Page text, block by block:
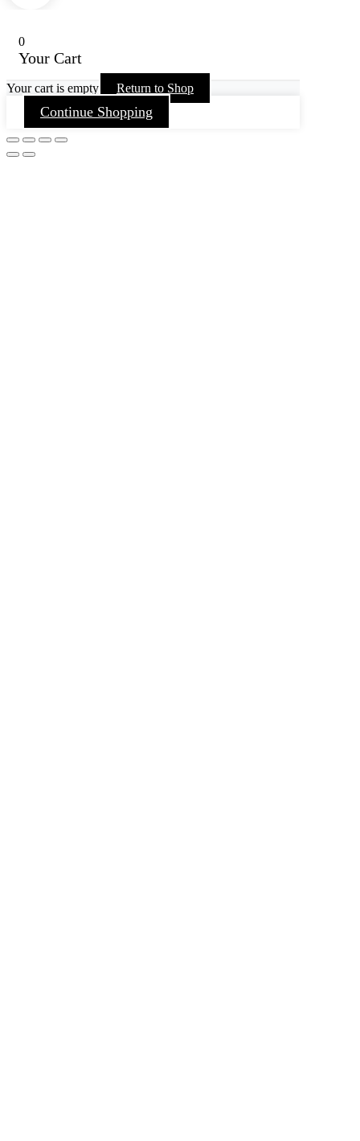
0
Your Cart
Your cart is empty Return to Shop
Continue Shopping